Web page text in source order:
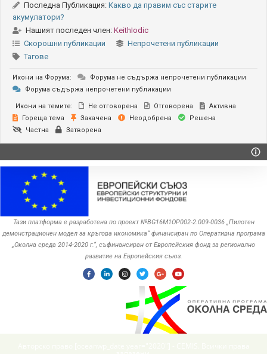
Последна Публикация: Какво да правим със старите
акумулатори?
Нашият последен член: KeithIodic
Скорошни публикации
Непрочетени публикации
Тагове
Икони на Форума:
Форума не съдържа непрочетени публикации
Форума съдържа непрочетени публикации
Икони на темите: Не отговорена Отговорена
Активна
Гореща тема
Закачена Неодобрена
Решена
Частна
Затворена
Тази платформа е разработена по проект №BG16M1OP002-2.‎009-0036 „Пилотен
демонстрационен модел за кръгова икономика“ финансиран по Оперативна програма
„Околна среда ‎‎2014-2020 г.“, съфинансиран от Европейския фонд за регионално
развитие на Европейския съюз.